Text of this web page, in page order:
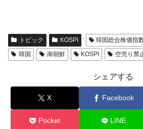
トピック KOSPI 韓国総合株価指
韓国
南朝鮮 KOSPI 空売り禁
シェアする
X Facebook
Pocket LINE